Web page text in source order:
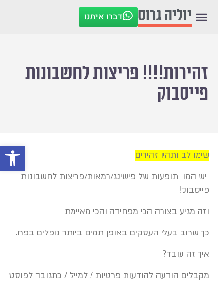
פתח
יוליה גרוס דברו איתנו
זהירות!!!! פריצות לחשבונות
פייסבוק
שימו לב ותהיו זהירים
יש המון תופעות של פישינג/רמאות/פריצות לחשבונות
פייסבוק!
וזה מגיע בצורה הכי מפחידה והכי מאיימת
כך שרוב בעלי העסקים באופן תמים ביותר נופלים בפח.
איך זה עובד?
מקבלים הודעה להודעות פרטיות / למייל / כתגובה לפוסט